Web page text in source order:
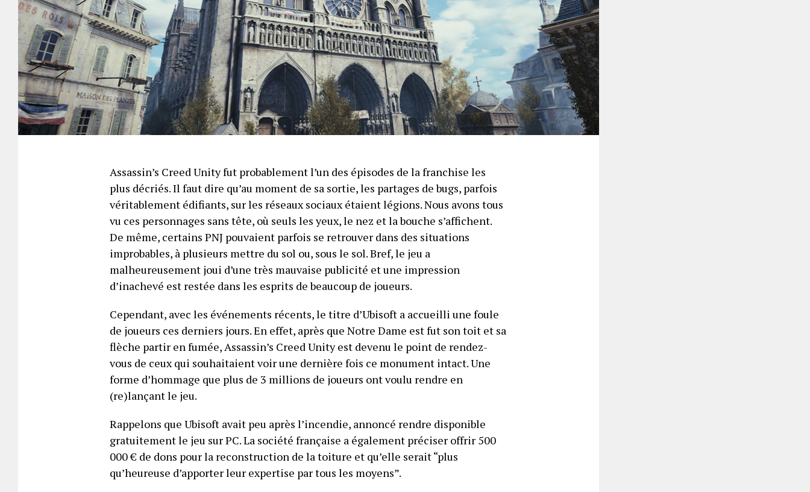
Assassin’s Creed Unity fut probablement l’un des épisodes de la franchise les
plus décriés. Il faut dire qu’au moment de sa sortie, les partages de bugs, parfois
véritablement édifiants, sur les réseaux sociaux étaient légions. Nous avons tous
vu ces personnages sans tête, où seuls les yeux, le nez et la bouche s’affichent.
De même, certains PNJ pouvaient parfois se retrouver dans des situations
improbables, à plusieurs mettre du sol ou, sous le sol. Bref, le jeu a
malheureusement joui d’une très mauvaise publicité et une impression
d’inachevé est restée dans les esprits de beaucoup de joueurs.
Cependant, avec les événements récents, le titre d’Ubisoft a accueilli une foule
de joueurs ces derniers jours. En effet, après que Notre Dame est fut son toit et sa
flèche partir en fumée, Assassin’s Creed Unity est devenu le point de rendez-
vous de ceux qui souhaitaient voir une dernière fois ce monument intact. Une
forme d’hommage que plus de 3 millions de joueurs ont voulu rendre en
(re)lançant le jeu.
Rappelons que Ubisoft avait peu après l’incendie, annoncé rendre disponible
gratuitement le jeu sur PC. La société française a également préciser offrir 500
000 € de dons pour la reconstruction de la toiture et qu’elle serait “plus
qu’heureuse d’apporter leur expertise par tous les moyens”.